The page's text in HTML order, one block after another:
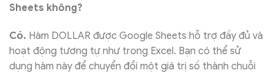
Sheets không?
Có. Hàm DOLLAR được Google Sheets hỗ trợ đầy đủ và
hoạt động tương tự như trong Excel. Bạn có thể sử
dụng hàm này để chuyển đổi một giá trị số thành chuỗi